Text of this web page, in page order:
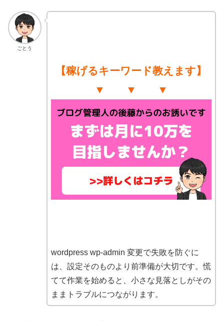
ごとう
【稼げるキーワード教えます】
▼ ▼ ▼
wordpress wp-admin 変更で失敗を防ぐに
は、設定そのものより前準備が大切です。慌
てて作業を始めると、小さな見落としがその
ままトラブルにつながります。